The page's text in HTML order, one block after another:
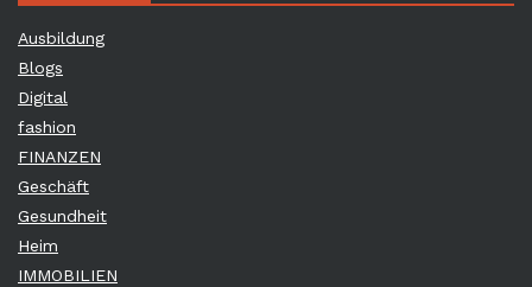
Ausbildung
Blogs
Digital
fashion
FINANZEN
Geschäft
Gesundheit
Heim
IMMOBILIEN